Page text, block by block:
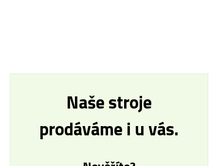
Naše stroje
prodáváme i u vás.